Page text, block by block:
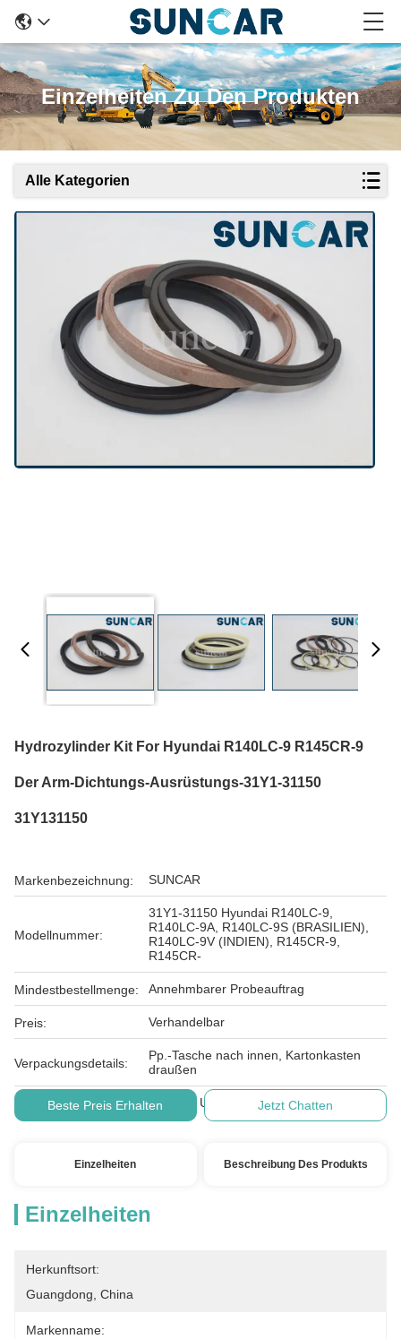
Einzelheiten Zu Den Produkten
Alle Kategorien
Hydrozylinder Kit For Hyundai R140LC-9 R145CR-9
Der Arm-Dichtungs-Ausrüstungs-31Y1-31150
31Y131150
Markenbezeichnung: SUNCAR
Modellnummer:
31Y1-31150 Hyundai R140LC-9,
R140LC-9A, R140LC-9S (BRASILIEN),
R140LC-9V (INDIEN), R145CR-9,
R145CR-
Mindestbestellmenge: Annehmbarer Probeauftrag
Preis: Verhandelbar
Verpackungsdetails:
Pp.-Tasche nach innen, Kartonkasten
draußen
Zahlungsbedingungen: Western Union, L/C, T/T, , D/A, D/P
Beste Preis Erhalten Jetzt Chatten
Einzelheiten Beschreibung Des Produkts
Einzelheiten
Herkunftsort:
Guangdong, China
Markenname: